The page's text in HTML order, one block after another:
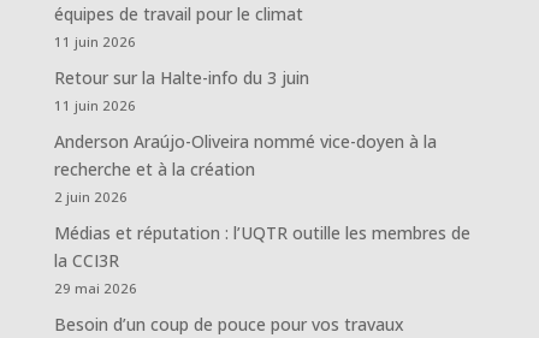
équipes de travail pour le climat
11 juin 2026
Retour sur la Halte-info du 3 juin
11 juin 2026
Anderson Araújo-Oliveira nommé vice-doyen à la
recherche et à la création
2 juin 2026
Médias et réputation : l’UQTR outille les membres de
la CCI3R
29 mai 2026
Besoin d’un coup de pouce pour vos travaux